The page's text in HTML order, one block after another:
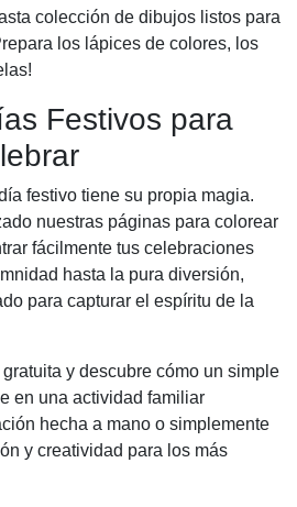
colección de dibujos listos para
los lápices de colores, los
Festivos para
festivo tiene su propia magia.
nuestras páginas para colorear
fácilmente tus celebraciones
hasta la pura diversión,
para capturar el espíritu de la
y descubre cómo un simple
en una actividad familiar
hecha a mano o simplemente
y creatividad para los más